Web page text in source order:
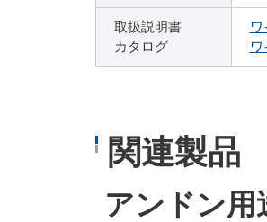
取扱説明書
カタログ
関連製品
アンドン用